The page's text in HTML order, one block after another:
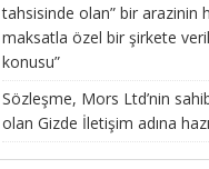
tahsisinde olan” bir arazinin
maksatla özel bir şirkete
konusu”
Sözleşme, Mors Ltd’nin
olan Gizde İletişim adına